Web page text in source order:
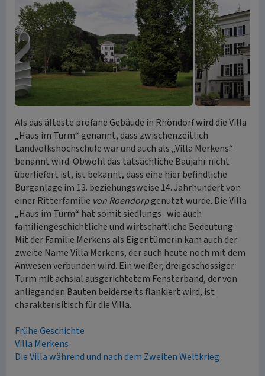
Als das älteste profane Gebäude in Rhöndorf wird die Villa
„Haus im Turm“ genannt, dass zwischenzeitlich
Landvolkshochschule war und auch als „Villa Merkens“
benannt wird. Obwohl das tatsächliche Baujahr nicht
überliefert ist, ist bekannt, dass eine hier befindliche
Burganlage im 13. beziehungsweise 14. Jahrhundert von
einer Ritterfamilie von Roendorpgenutzt wurde. Die Villa
„Haus im Turm“ hat somit siedlungs- wie auch
familiengeschichtliche und wirtschaftliche Bedeutung.
Mit der Familie Merkens als Eigentümerin kam auch der
zweite Name Villa Merkens, der auch heute noch mit dem
Anwesen verbunden wird. Ein weißer, dreigeschossiger
Turm mit achsial ausgerichtetem Fensterband, der von
anliegenden Bauten beiderseits flankiert wird, ist
charakterisitisch für die Villa.
Frühe Geschichte
Villa Merkens
Die Villa während und nach dem Zweiten Weltkrieg